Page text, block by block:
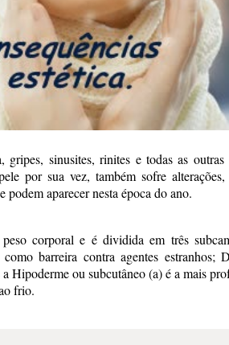
sinusites, rinites e todas as outras
por sua vez, também sofre
aparecer nesta época do ano.
corporal e é dividida em três
barreira contra agentes estranhos;
Hipoderme ou subcutâneo (a) é a mais
frio.